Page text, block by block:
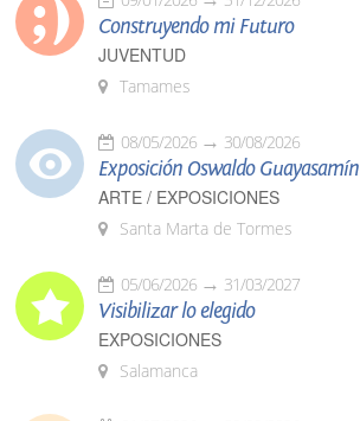
Construyendo mi Futuro
JUVENTUD
Tamames
08/05/2026 30/08/2026
Exposición Oswaldo Guayasamín
ARTE / EXPOSICIONES
Santa Marta de Tormes
05/06/2026 31/03/2027
Visibilizar lo elegido
EXPOSICIONES
Salamanca